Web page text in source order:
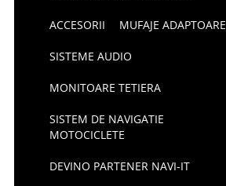
ACCESORII MUFAJE ADAPTOARE
SISTEME AUDIO
MONITOARE TETIERA
SISTEM DE NAVIGATIE
MOTOCICLETE
DEVINO PARTENER NAVI-IT